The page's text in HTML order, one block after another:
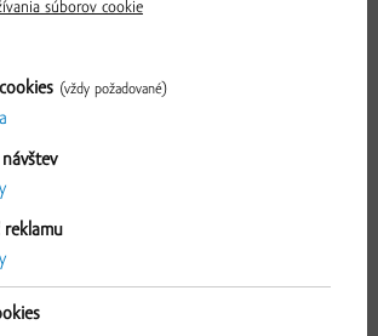
10 ks
Tvrdošovce, Szechényiho 10, 941 10,
súborov cookie
(vždy požadované)
reklamu